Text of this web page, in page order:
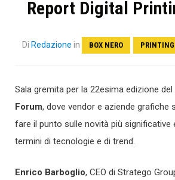
Report Digital
Di Redazione in BOX NERO PRINTING
Sala gremita per la 22esima edizione del
Forum, dove vendor e aziende grafiche
fare il punto sulle novità più significative
termini di tecnologie e di trend.
Enrico Barboglio, CEO di Stratego